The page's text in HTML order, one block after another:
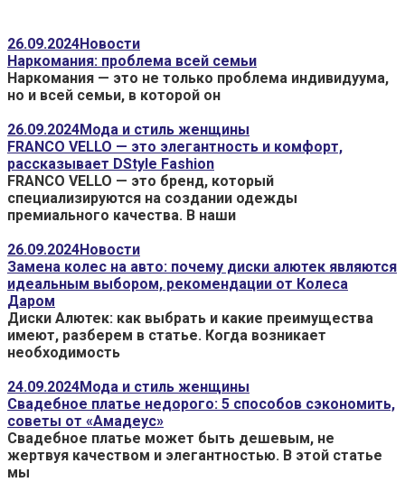
26.09.2024Новости
Наркомания: проблема всей семьи
Наркомания — это не только проблема индивидуума,
но и всей семьи, в которой он
26.09.2024Мода и стиль женщины
FRANCO VELLO — это элегантность и комфорт,
рассказывает DStyle Fashion
FRANCO VELLO — это бренд, который
специализируются на создании одежды
премиального качества. В наши
26.09.2024Новости
Замена колес на авто: почему диски алютек являются
идеальным выбором, рекомендации от Колеса
Даром
Диски Алютек: как выбрать и какие преимущества
имеют, разберем в статье. Когда возникает
необходимость
24.09.2024Мода и стиль женщины
Свадебное платье недорого: 5 способов сэкономить,
советы от «Амадеус»
Свадебное платье может быть дешевым, не
жертвуя качеством и элегантностью. В этой статье
мы